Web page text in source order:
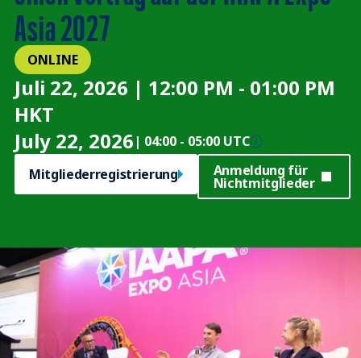
Asia 2027
ONLINE
Juli 22, 2026 | 12:00 PM - 01:00 PM
HKT
July 22, 2026 | 04:00 - 05:00 UTC
Mitgliederregistrierung
Anmeldung für
Nichtmitglieder